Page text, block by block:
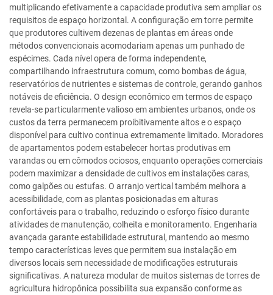
multiplicando efetivamente a capacidade produtiva sem ampliar os
requisitos de espaço horizontal. A configuração em torre permite
que produtores cultivem dezenas de plantas em áreas onde
métodos convencionais acomodariam apenas um punhado de
espécimes. Cada nível opera de forma independente,
compartilhando infraestrutura comum, como bombas de água,
reservatórios de nutrientes e sistemas de controle, gerando ganhos
notáveis de eficiência. O design econômico em termos de espaço
revela-se particularmente valioso em ambientes urbanos, onde os
custos da terra permanecem proibitivamente altos e o espaço
disponível para cultivo continua extremamente limitado. Moradores
de apartamentos podem estabelecer hortas produtivas em
varandas ou em cômodos ociosos, enquanto operações comerciais
podem maximizar a densidade de cultivos em instalações caras,
como galpões ou estufas. O arranjo vertical também melhora a
acessibilidade, com as plantas posicionadas em alturas
confortáveis para o trabalho, reduzindo o esforço físico durante
atividades de manutenção, colheita e monitoramento. Engenharia
avançada garante estabilidade estrutural, mantendo ao mesmo
tempo características leves que permitem sua instalação em
diversos locais sem necessidade de modificações estruturais
significativas. A natureza modular de muitos sistemas de torres de
agricultura hidropônica possibilita sua expansão conforme as